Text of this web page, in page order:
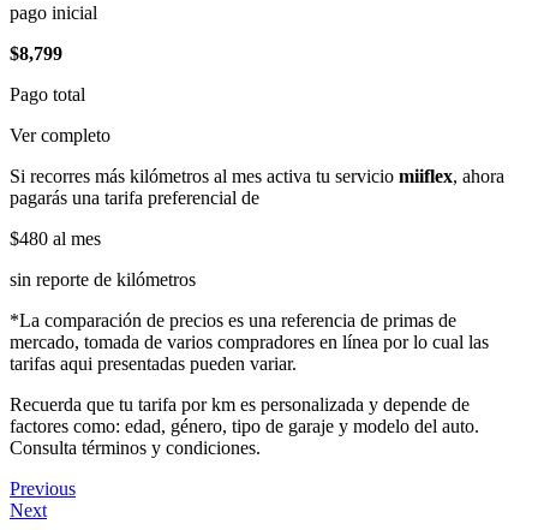
pago inicial
$8,799
Pago total
Ver completo
Si recorres más kilómetros al mes activa tu servicio miiflex, ahora
pagarás una tarifa preferencial de
$480 al mes
sin reporte de kilómetros
*La comparación de precios es una referencia de primas de
mercado, tomada de varios compradores en línea por lo cual las
tarifas aqui presentadas pueden variar.
Recuerda que tu tarifa por km es personalizada y depende de
factores como: edad, género, tipo de garaje y modelo del auto.
Consulta términos y condiciones.
Previous
Next